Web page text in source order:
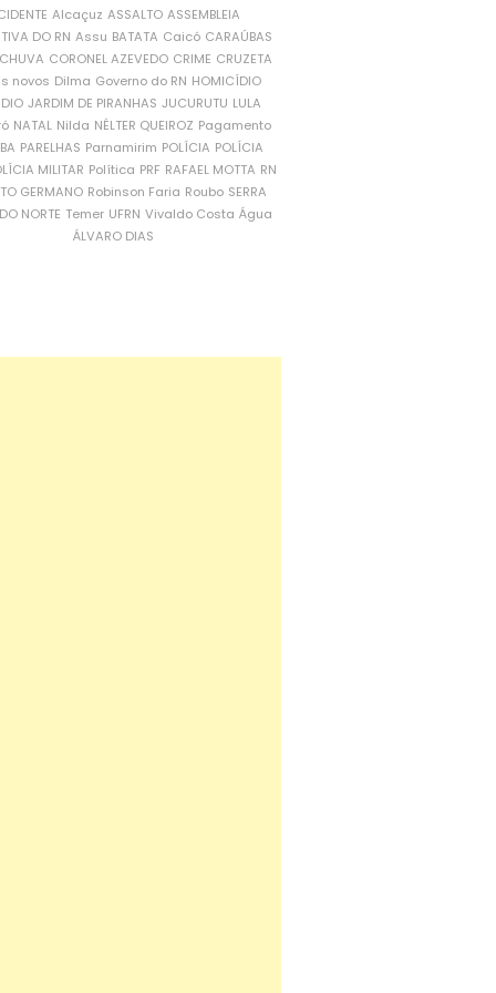
Alcaçuz ASSALTO ASSEMBLEIA
DO RN Assu BATATA Caicó CARAÚBAS
CORONEL AZEVEDO CRIME CRUZETA
novos Dilma Governo do RN HOMICÍDIO
JARDIM DE PIRANHAS JUCURUTU LULA
NATAL Nilda NÉLTER QUEIROZ Pagamento
PARELHAS Parnamirim POLÍCIA POLÍCIA
MILITAR Política PRF RAFAEL MOTTA RN
GERMANO Robinson Faria Roubo SERRA
NORTE Temer UFRN Vivaldo Costa Água
ÁLVARO DIAS